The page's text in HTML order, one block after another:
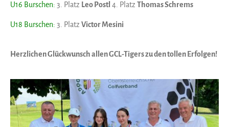
U16 Burschen: 3. Platz Leo Postl 4. Platz Thomas Schrems
U18 Burschen: 3. Platz Victor Mesini
Herzlichen Glückwunsch allen GCL-Tigers zu den tollen Erfolgen!